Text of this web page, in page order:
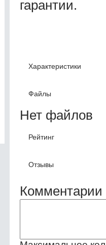
гарантии.
Характеристики
Файлы
Нет файлов
Рейтинг
Отзывы
Комментарии